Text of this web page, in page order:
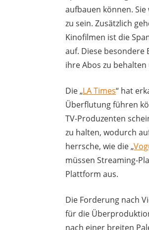
aufbauen können.
zu sein. Zusätzlich
Kinofilmen ist die
auf. Diese besondere
ihre Abos zu
Die „LA Times“ hat
Überflutung führen
TV-Produzenten
zu halten, wodurch
herrsche, wie die „
müssen Streaming-
Plattform aus.
Die Forderung nach
für die
nach einer breiten